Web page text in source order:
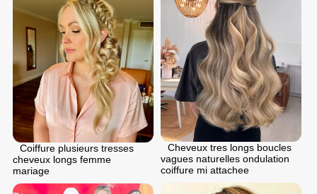
Cheveux tres longs boucles
vagues naturelles ondulation
coiffure mi attachee
Coiffure plusieurs tresses
cheveux longs femme
mariage